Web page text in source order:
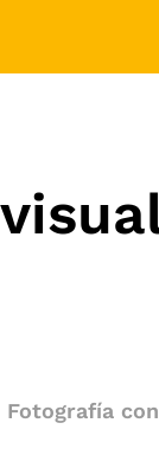
Fotografía